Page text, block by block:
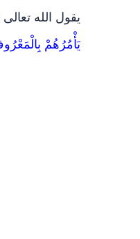
يقول الله
يَأْمُرُهُمْ